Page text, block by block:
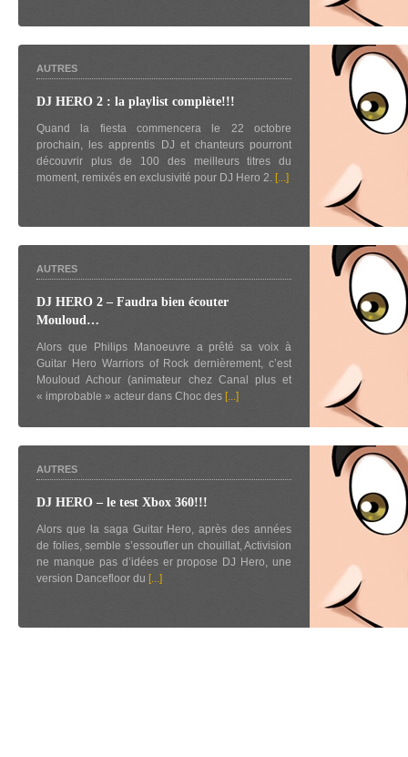
AUTRES
DJ HERO 2 : la playlist complète!!!
Quand la fiesta commencera le 22 octobre
prochain, les apprentis DJ et chanteurs pourront
découvrir plus de 100 des meilleurs titres du
moment, remixés en exclusivité pour DJ Hero 2. [...]
AUTRES
DJ HERO 2 – Faudra bien écouter
Mouloud…
Alors que Philips Manoeuvre a prêté sa voix à
Guitar Hero Warriors of Rock dernièrement, c’est
Mouloud Achour (animateur chez Canal plus et
« improbable » acteur dans Choc des [...]
AUTRES
DJ HERO – le test Xbox 360!!!
Alors que la saga Guitar Hero, après des années
de folies, semble s’essoufler un chouillat, Activision
ne manque pas d’idées er propose DJ Hero, une
version Dancefloor du [...]